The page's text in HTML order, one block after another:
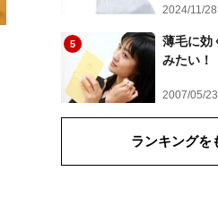
2024/11/28
5
薄毛に効
みたい！
2007/05/23
ランキングを